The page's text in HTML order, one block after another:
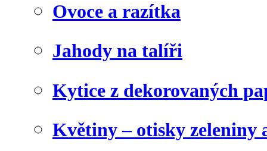
Ovoce a razítka
Jahody na talíři
Kytice z dekorovaných
Květiny – otisky zeleniny